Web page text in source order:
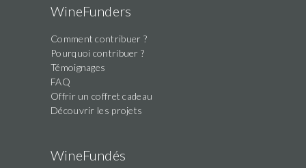
this
field
WineFunders
Comment contribuer ?
Pourquoi contribuer ?
Témoignages
FAQ
Offrir un coffret cadeau
Découvrir les projets
WineFundés